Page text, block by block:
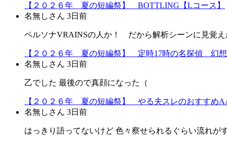
【２０２６年 夏の短編祭】 BOTTLING【Lコース】
名無しさん 3日前
ペルソナVRAINSの人か！ だから解析シーンに見覚
【２０２６年 夏の短編祭】 定時17時の名探偵 幻想
名無しさん 3日前
乙でした 最後ので真顔になった（
【２０２６年 夏の短編祭】 やる夫スレのおすすめ
名無しさん 3日前
はっきり語ってないけど 色々察せられるぐらい流れが